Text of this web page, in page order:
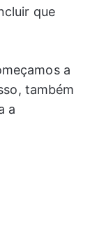
que
a
também
a